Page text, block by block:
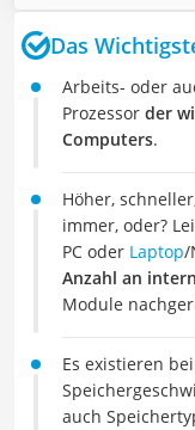
Das
Arbeits- oder
Prozessor der
Computers.
Höher,
immer, oder?
PC oder Laptop/
Anzahl an
Module
Es existieren
auch